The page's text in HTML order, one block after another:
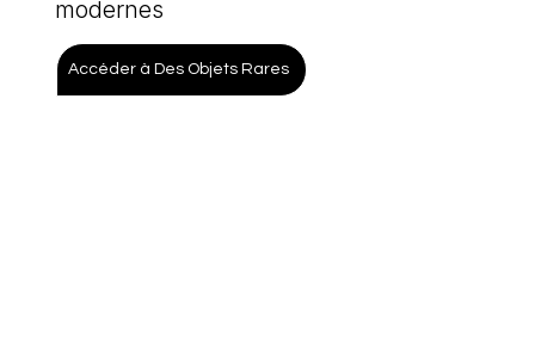
modernes
Accéder à Des Objets Rares